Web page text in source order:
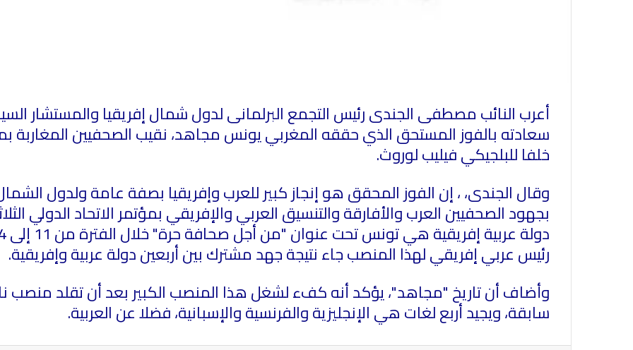
أعرب النائب مصطفى الجندى رئيس التجمع البرلمانى لدول شمال إفريقيا والمستشار
سعادته بالفوز المستحق الذي حققه المغربي يونس مجاهد، نقيب الصحفيين المغاربة
خلفا للبلجيكي فيليب لوروث.
وقال الجندى، ، إن الفوز المحقق هو إنجاز كبير للعرب وإفريقيا بصفة عامة ولدول
بجهود الصحفيين العرب والأفارقة والتنسيق العربي والإفريقي بمؤتمر الاتحاد الدولي
رئيس عربي إفريقي لهذا المنصب جاء نتيجة جهد مشترك بين أربعين دولة عربية وإفريقية.
وأضاف أن تاريخ "مجاهد"، يؤكد أنه كفء لشغل هذا المنصب الكبير بعد أن تقلد منصب
سابقة، ويجيد أربع لغات هي الإنجليزية والفرنسية والإسبانية، فضلا عن العربية.